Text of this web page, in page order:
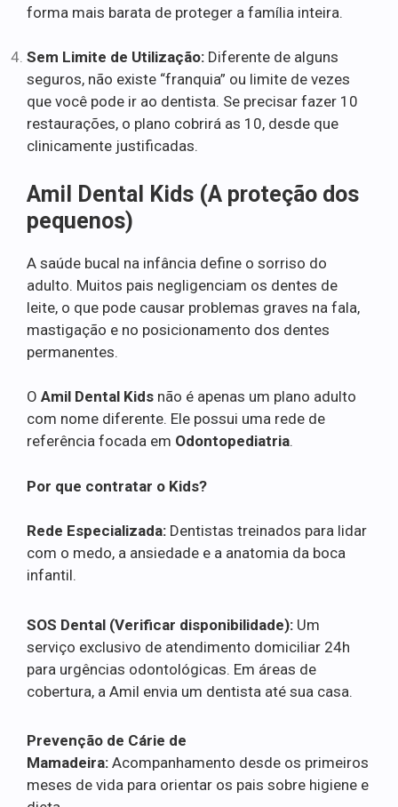
forma mais barata de proteger a família inteira.
Sem Limite de Utilização: Diferente de alguns
seguros, não existe “franquia” ou limite de vezes
que você pode ir ao dentista. Se precisar fazer 10
restaurações, o plano cobrirá as 10, desde que
clinicamente justificadas.
Amil Dental Kids (A proteção dos
pequenos)
A saúde bucal na infância define o sorriso do
adulto. Muitos pais negligenciam os dentes de
leite, o que pode causar problemas graves na fala,
mastigação e no posicionamento dos dentes
permanentes.
O Amil Dental Kids não é apenas um plano adulto
com nome diferente. Ele possui uma rede de
referência focada em Odontopediatria.
Por que contratar o Kids?
Rede Especializada: Dentistas treinados para lidar
com o medo, a ansiedade e a anatomia da boca
infantil.
SOS Dental (Verificar disponibilidade): Um
serviço exclusivo de atendimento domiciliar 24h
para urgências odontológicas. Em áreas de
cobertura, a Amil envia um dentista até sua casa.
Prevenção de Cárie de
Mamadeira: Acompanhamento desde os primeiros
meses de vida para orientar os pais sobre higiene e